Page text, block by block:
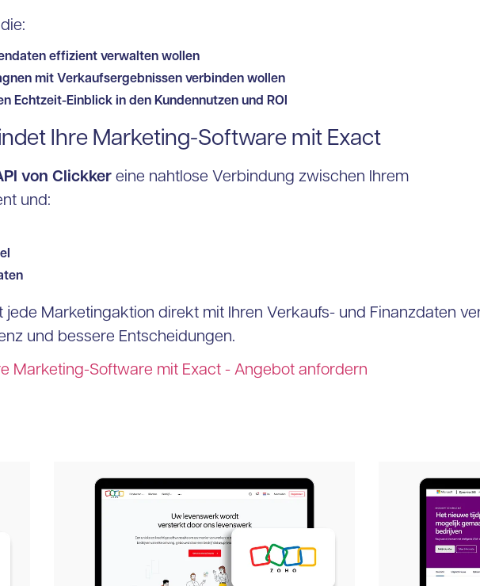
effizient verwalten wollen
mit Verkaufsergebnissen verbinden wollen
Echtzeit-Einblick in den Kundennutzen und ROI
Ihre Marketing-Software mit Exact
von Clickker eine nahtlose Verbindung zwischen Ihrem
und:
jede Marketingaktion direkt mit Ihren Verkaufs- und Finanzdaten
und bessere Entscheidungen.
Marketing-Software mit Exact - Angebot anfordern